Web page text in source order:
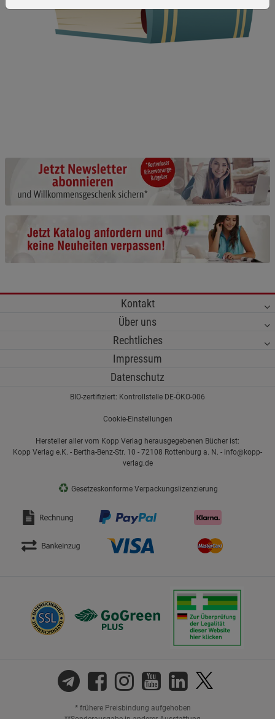
Kontakt
Über uns
Rechtliches
Impressum
Datenschutz
BIO-zertifiziert: Kontrollstelle DE-ÖKO-006
Cookie-Einstellungen
Hersteller aller vom Kopp Verlag herausgegebenen Bücher ist:
Kopp Verlag e.K. - Bertha-Benz-Str. 10 - 72108 Rottenburg a. N. - info@kopp-
verlag.de
♻ Gesetzeskonforme Verpackungslizenzierung
* frühere Preisbindung aufgehoben
Beschreibung Notwendige Cookies
Cookie-Informationenanzeigen
Funktionale Cookies (1) Funktionale
Beschreibung Funktionale Cookies
anzeigen
Statistik Cookies (2) Statistik Cookies
Beschreibung Statistik Cookies
Cookie-Informationen
Marketing Cookies (3)
Datenschutzerklärung Impressum